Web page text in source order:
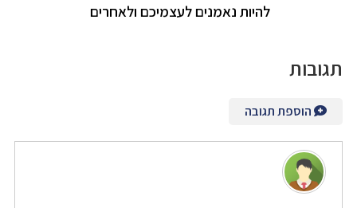
להיות נאמנים לעצמיכם ולאחרים
תגובות
הוספת תגובה